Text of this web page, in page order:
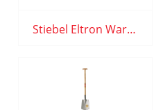
Stiebel Eltron Warmwasserger.